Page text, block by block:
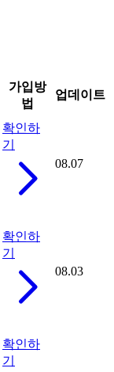
가입방
법
업데이트
확인하
기
08.07
확인하
기
08.03
확인하
기